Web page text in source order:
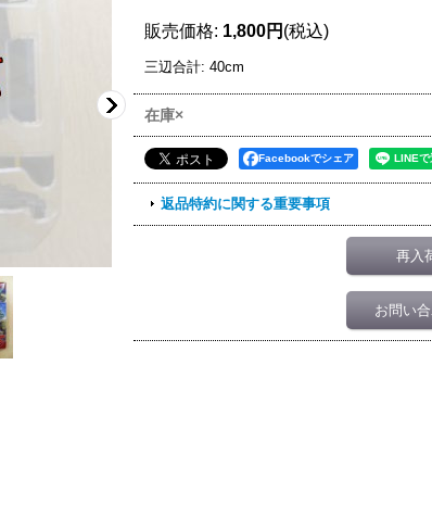
販売価格: 1,800円 (税込)
三辺合計: 40cm
在庫×
Facebookでシェア
返品特約に関する重要事項
再入
お問い